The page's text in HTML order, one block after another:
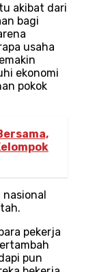
akibat dari
bagi
usaha
ekonomi
pokok
nasional
pekerja
pun